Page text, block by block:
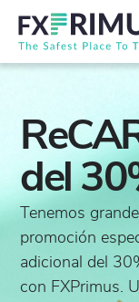
del
Tenemos
promoción
adicional del
con FXPrimus.